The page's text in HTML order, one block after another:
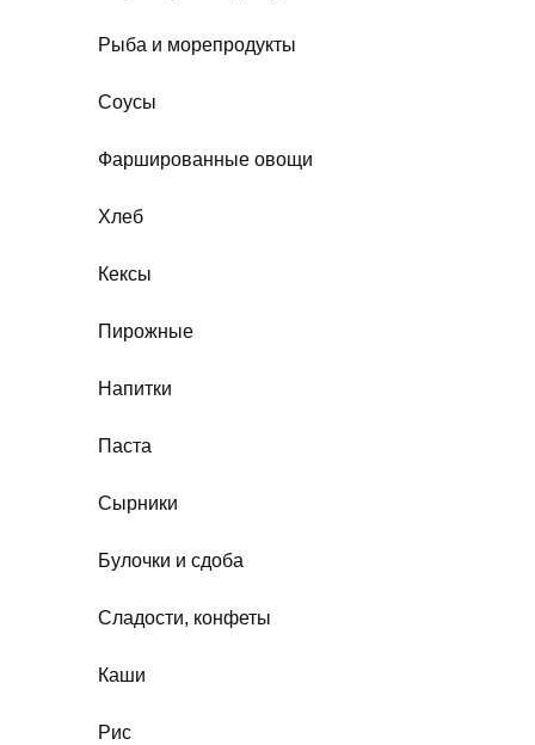
Рыба и морепродукты
Соусы
Фаршированные овощи
Хлеб
Кексы
Пирожные
Напитки
Паста
Сырники
Булочки и сдоба
Сладости, конфеты
Каши
Рис